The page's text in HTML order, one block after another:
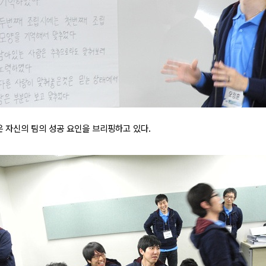
신의 팀의 성공 요인을 브리핑하고 있다.